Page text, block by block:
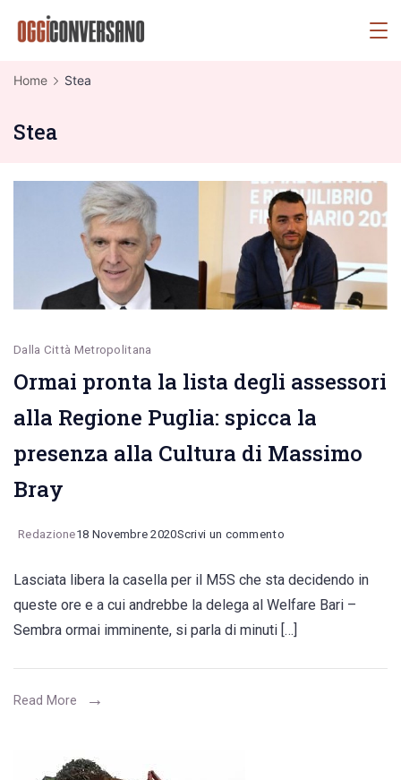
Home Stea
Stea
Dalla Città Metropolitana
Ormai pronta la lista degli assessori
alla Regione Puglia: spicca la
presenza alla Cultura di Massimo
Bray
Redazione18 Novembre 2020Scrivi un commentoon
pronta
la
lista
degli
Lasciata libera la casella per il M5S che sta decidendo in
queste ore e a cui andrebbe la delega al Welfare Bari –
Sembra ormai imminente, si parla di minuti […]
Read More